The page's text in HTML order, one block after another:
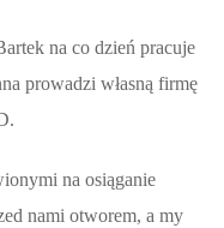
na co dzień pracuje
prowadzi własną firmę
na osiąganie
nami otworem, a my